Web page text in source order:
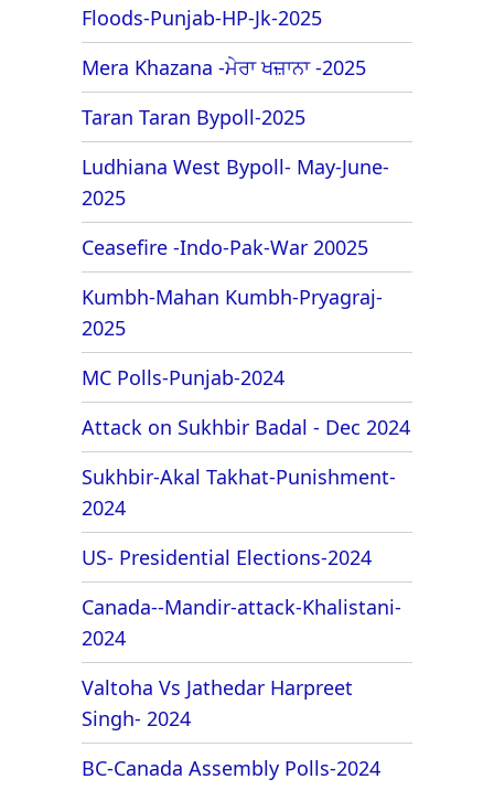
Floods-Punjab-HP-Jk-2025
Mera Khazana -ਮੇਰਾ ਖਜ਼ਾਨਾ -2025
Taran Taran Bypoll-2025
Ludhiana West Bypoll- May-June-
2025
Ceasefire -Indo-Pak-War 20025
Kumbh-Mahan Kumbh-Pryagraj-
2025
MC Polls-Punjab-2024
Attack on Sukhbir Badal - Dec 2024
Sukhbir-Akal Takhat-Punishment-
2024
US- Presidential Elections-2024
Canada--Mandir-attack-Khalistani-
2024
Valtoha Vs Jathedar Harpreet
Singh- 2024
BC-Canada Assembly Polls-2024